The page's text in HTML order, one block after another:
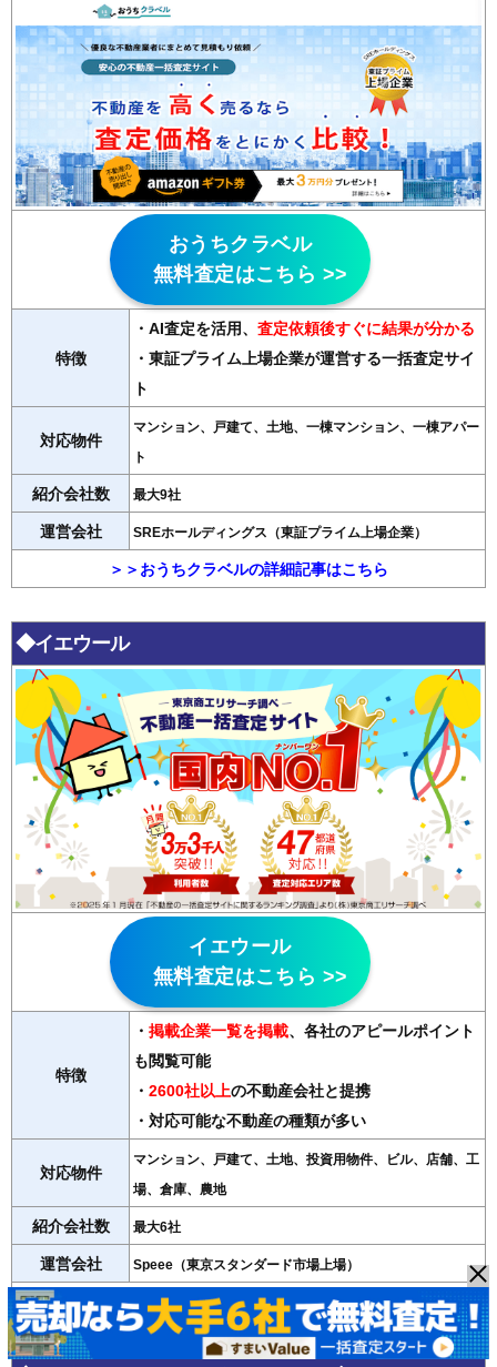
おうちクラベル
無料査定はこちら >>
特徴
・AI査定を活用、 査定依頼後すぐに結果が分かる
・東証プライム上場企業が運営する一括査定サイ
ト
対応物件
マンション、戸建て、土地、一棟マンション、一棟アパー
ト
紹介会社数 最大9社
運営会社 SREホールディングス（東証プライム上場企業）
＞＞おうちクラベルの詳細記事はこちら
◆イエウール
イエウール
無料査定はこちら >>
特徴
・ 掲載企業一覧を掲載、各社のアピールポイント
も閲覧可能
・ 2600社以上の不動産会社と提携
・対応可能な不動産の種類が多い
対応物件
マンション、戸建て、土地、投資用物件、ビル、店舗、工
場、倉庫、農地
紹介会社数 最大6社
運営会社 Speee（東京スタンダード市場上場）
＞＞イエウールの詳細記事はこちら